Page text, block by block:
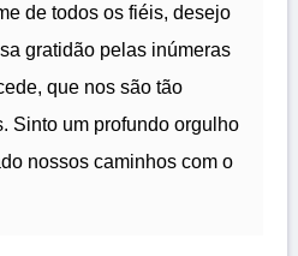
de todos os fiéis, desejo
gratidão pelas inúmeras
que nos são tão
Sinto um profundo orgulho
nossos caminhos com o